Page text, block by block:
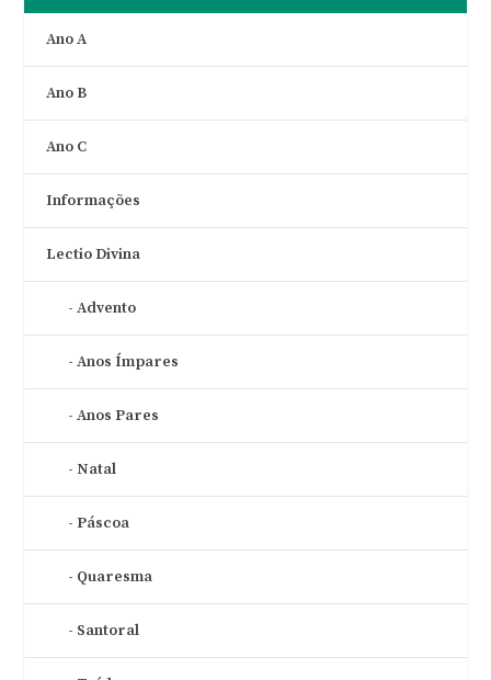
Ano A
Ano B
Ano C
Informações
Lectio Divina
Advento
Anos Ímpares
Anos Pares
Natal
Páscoa
Quaresma
Santoral